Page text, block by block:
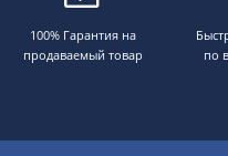
100% Гарантия на
продаваемый товар
по